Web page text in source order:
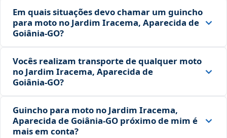
Em quais situações devo chamar um guincho
para moto no Jardim Iracema, Aparecida de
Goiânia‑GO?
Vocês realizam transporte de qualquer moto
no Jardim Iracema, Aparecida de
Goiânia‑GO?
Guincho para moto no Jardim Iracema,
Aparecida de Goiânia‑GO próximo de mim é
mais em conta?